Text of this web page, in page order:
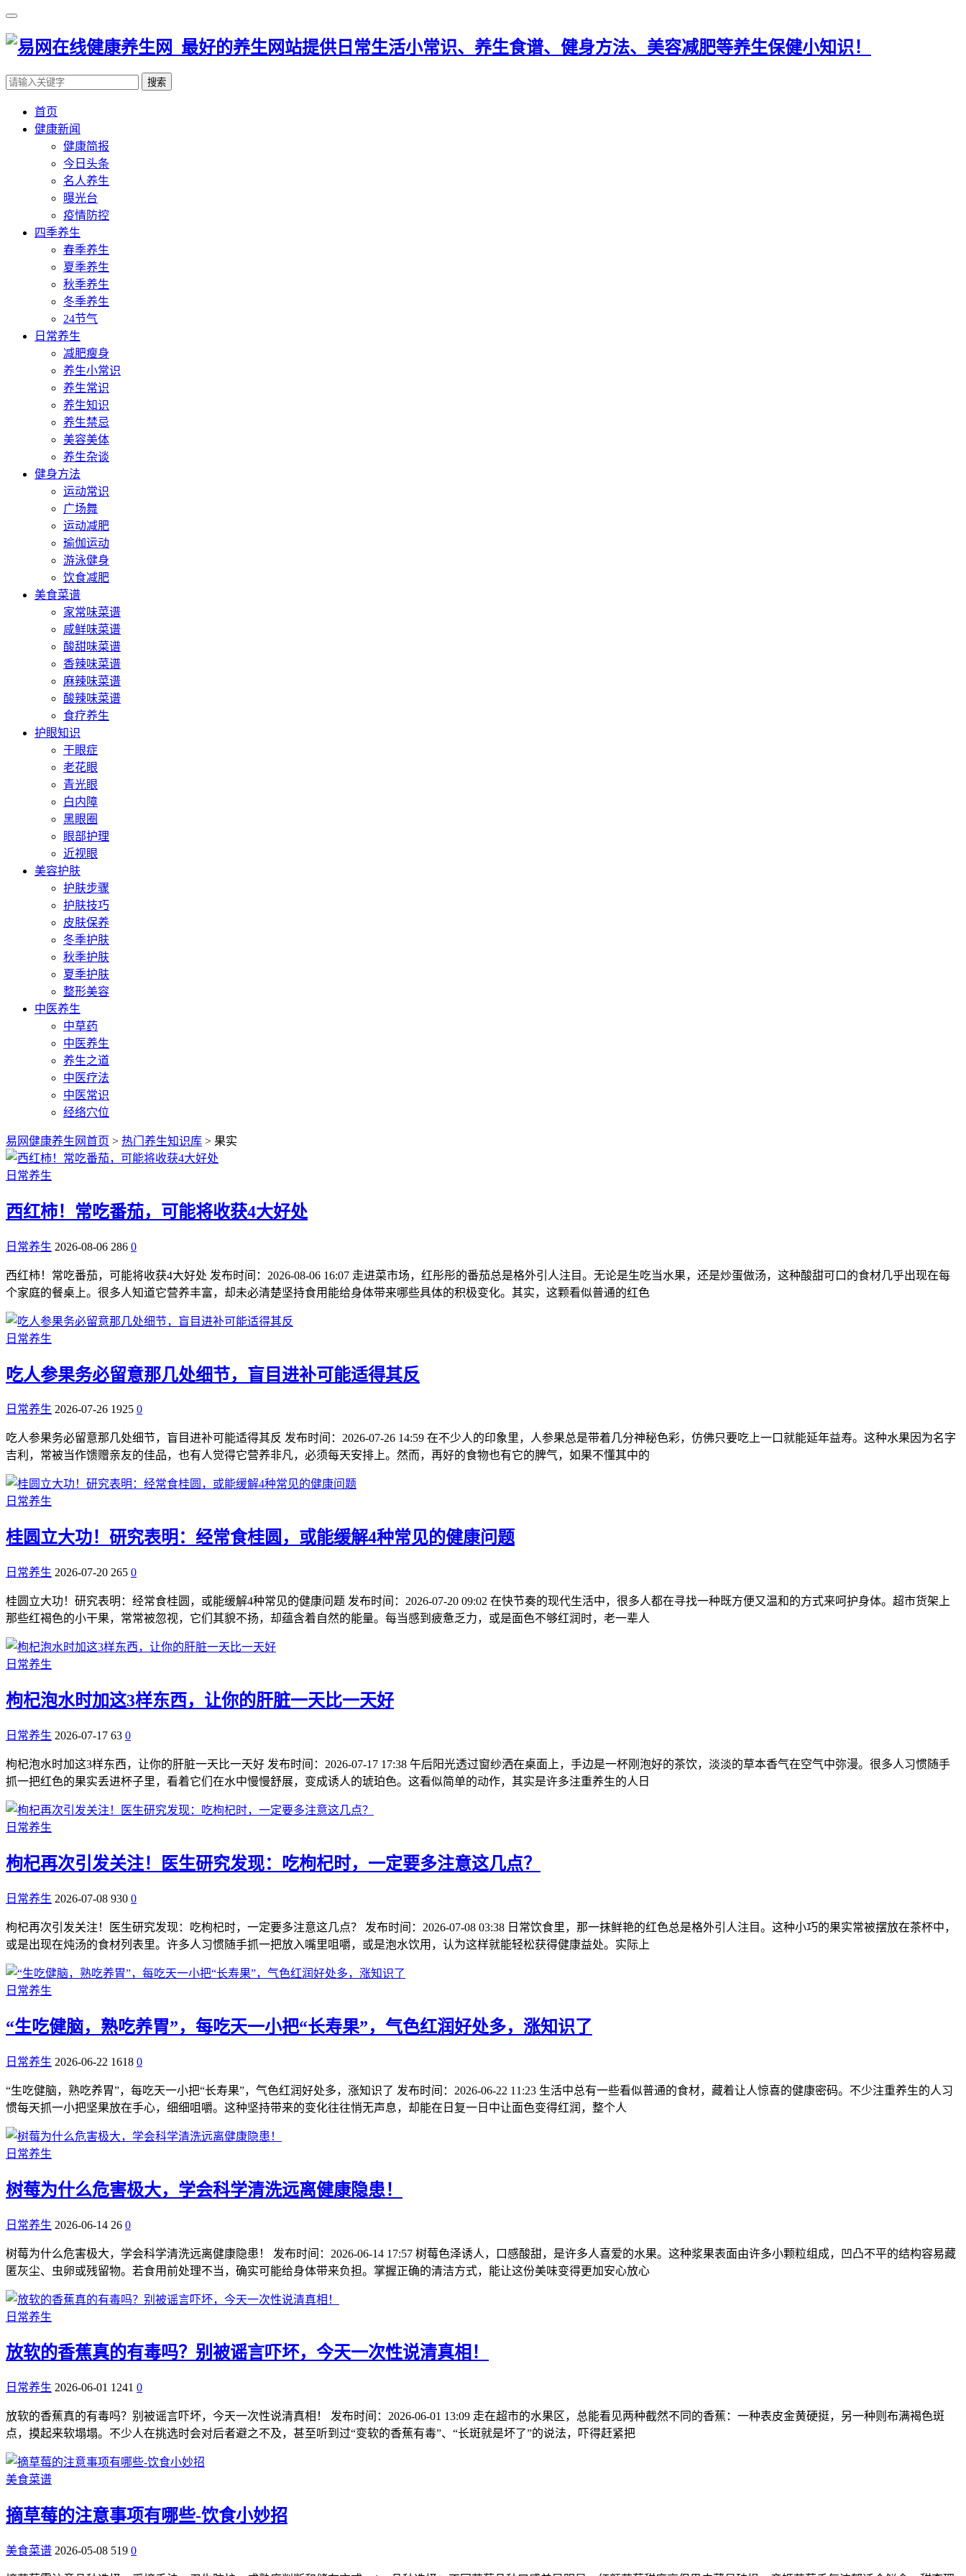
搜索
首页
健康新闻
健康简报
今日头条
名人养生
曝光台
疫情防控
四季养生
春季养生
夏季养生
秋季养生
冬季养生
24节气
日常养生
减肥瘦身
养生小常识
养生常识
养生知识
养生禁忌
美容美体
养生杂谈
健身方法
运动常识
广场舞
运动减肥
瑜伽运动
游泳健身
饮食减肥
美食菜谱
家常味菜谱
咸鲜味菜谱
酸甜味菜谱
香辣味菜谱
麻辣味菜谱
酸辣味菜谱
食疗养生
护眼知识
干眼症
老花眼
青光眼
白内障
黑眼圈
眼部护理
近视眼
美容护肤
护肤步骤
护肤技巧
皮肤保养
冬季护肤
秋季护肤
夏季护肤
整形美容
中医养生
中草药
中医养生
养生之道
中医疗法
中医常识
经络穴位
易网健康养生网首页 > 热门养生知识库 > 果实
日常养生
西红柿！常吃番茄，可能将收获4大好处
日常养生 2026-08-06 286 0
西红柿！常吃番茄，可能将收获4大好处 发布时间：2026-08-06 16:07 走进菜市场，红彤彤的番茄总是格外引人注目。无论是生吃当水果，还是炒蛋做汤，这种酸甜可口的食材几乎出现在每
个家庭的餐桌上。很多人知道它营养丰富，却未必清楚坚持食用能给身体带来哪些具体的积极变化。其实，这颗看似普通的红色
日常养生
吃人参果务必留意那几处细节，盲目进补可能适得其反
日常养生 2026-07-26 1925 0
吃人参果务必留意那几处细节，盲目进补可能适得其反 发布时间：2026-07-26 14:59 在不少人的印象里，人参果总是带着几分神秘色彩，仿佛只要吃上一口就能延年益寿。这种水果因为名字
吉利，常被当作馈赠亲友的佳品，也有人觉得它营养非凡，必须每天安排上。然而，再好的食物也有它的脾气，如果不懂其中的
日常养生
桂圆立大功！研究表明：经常食桂圆，或能缓解4种常见的健康问题
日常养生 2026-07-20 265 0
桂圆立大功！研究表明：经常食桂圆，或能缓解4种常见的健康问题 发布时间：2026-07-20 09:02 在快节奏的现代生活中，很多人都在寻找一种既方便又温和的方式来呵护身体。超市货架上
那些红褐色的小干果，常常被忽视，它们其貌不扬，却蕴含着自然的能量。每当感到疲惫乏力，或是面色不够红润时，老一辈人
日常养生
枸杞泡水时加这3样东西，让你的肝脏一天比一天好
日常养生 2026-07-17 63 0
枸杞泡水时加这3样东西，让你的肝脏一天比一天好 发布时间：2026-07-17 17:38 午后阳光透过窗纱洒在桌面上，手边是一杯刚泡好的茶饮，淡淡的草本香气在空气中弥漫。很多人习惯随手
抓一把红色的果实丢进杯子里，看着它们在水中慢慢舒展，变成诱人的琥珀色。这看似简单的动作，其实是许多注重养生的人日
日常养生
枸杞再次引发关注！医生研究发现：吃枸杞时，一定要多注意这几点？
日常养生 2026-07-08 930 0
枸杞再次引发关注！医生研究发现：吃枸杞时，一定要多注意这几点？ 发布时间：2026-07-08 03:38 日常饮食里，那一抹鲜艳的红色总是格外引人注目。这种小巧的果实常被摆放在茶杯中，
或是出现在炖汤的食材列表里。许多人习惯随手抓一把放入嘴里咀嚼，或是泡水饮用，认为这样就能轻松获得健康益处。实际上
日常养生
“生吃健脑，熟吃养胃”，每吃天一小把“长寿果”，气色红润好处多，涨知识了
日常养生 2026-06-22 1618 0
“生吃健脑，熟吃养胃”，每吃天一小把“长寿果”，气色红润好处多，涨知识了 发布时间：2026-06-22 11:23 生活中总有一些看似普通的食材，藏着让人惊喜的健康密码。不少注重养生的人习
惯每天抓一小把坚果放在手心，细细咀嚼。这种坚持带来的变化往往悄无声息，却能在日复一日中让面色变得红润，整个人
日常养生
树莓为什么危害极大，学会科学清洗远离健康隐患！
日常养生 2026-06-14 26 0
树莓为什么危害极大，学会科学清洗远离健康隐患！ 发布时间：2026-06-14 17:57 树莓色泽诱人，口感酸甜，是许多人喜爱的水果。这种浆果表面由许多小颗粒组成，凹凸不平的结构容易藏
匿灰尘、虫卵或残留物。若食用前处理不当，确实可能给身体带来负担。掌握正确的清洁方式，能让这份美味变得更加安心放心
日常养生
放软的香蕉真的有毒吗？别被谣言吓坏，今天一次性说清真相！
日常养生 2026-06-01 1241 0
放软的香蕉真的有毒吗？别被谣言吓坏，今天一次性说清真相！ 发布时间：2026-06-01 13:09 走在超市的水果区，总能看见两种截然不同的香蕉：一种表皮金黄硬挺，另一种则布满褐色斑
点，摸起来软塌塌。不少人在挑选时会对后者避之不及，甚至听到过“变软的香蕉有毒”、“长斑就是坏了”的说法，吓得赶紧把
美食菜谱
摘草莓的注意事项有哪些-饮食小妙招
美食菜谱 2026-05-08 519 0